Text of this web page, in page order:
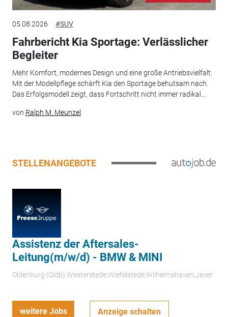
05.08.2026 #SUV
Fahrbericht Kia Sportage: Verlässlicher
Begleiter
Mehr Komfort, modernes Design und eine große Antriebsvielfalt:
Mit der Modellpflege schärft Kia den Sportage behutsam nach.
Das Erfolgsmodell zeigt, dass Fortschritt nicht immer radikal...
von Ralph M. Meunzel
STELLENANGEBOTE
Assistenz der Aftersales-
Leitung(m/w/d) - BMW & MINI
Oldenburg (Oldb);Westerstede;Wiefelstede;Wilhelmshaven;Jever
weitere Jobs Anzeige schalten